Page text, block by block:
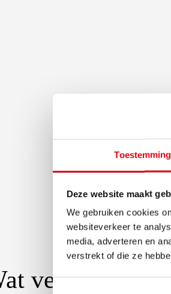
Toestemming
Deze website maakt
We gebruiken cookies
websiteverkeer te
media, adverteren en
verstrekt of die ze
verwachten